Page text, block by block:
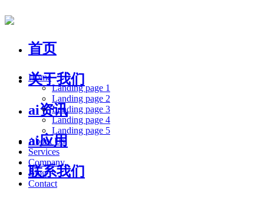
首页
关于我们
ai资讯
ai应用
联系我们
Home
Landing page 1
Landing page 2
Landing page 3
Landing page 4
Landing page 5
About Us
Services
Company
Blog
Contact